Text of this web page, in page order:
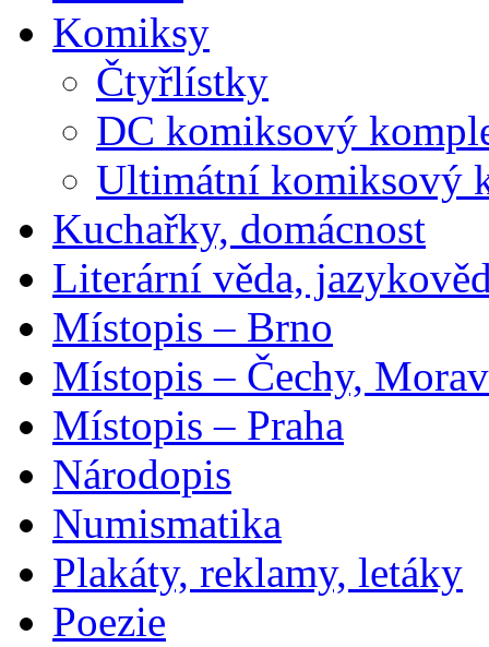
Komiksy
Čtyřlístky
DC komiksový
Ultimátní komiksový
Kuchařky, domácnost
Literární věda,
Místopis – Brno
Místopis – Čechy,
Místopis – Praha
Národopis
Numismatika
Plakáty, reklamy, letáky
Poezie